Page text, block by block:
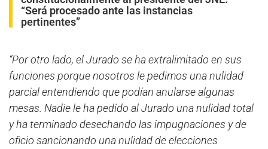
“Será procesado ante las instancias
pertinentes”
“Por otro lado, el Jurado se ha extralimitado en sus
funciones porque nosotros le pedimos una nulidad
parcial entendiendo que podían anularse algunas
mesas. Nadie le ha pedido al Jurado una nulidad total
y ha terminado desechando las impugnaciones y de
oficio sancionando una nulidad de elecciones